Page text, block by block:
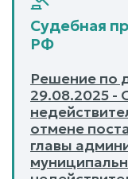
Судебная
РФ
Решение по
29.08.2025 -
отмене
главы